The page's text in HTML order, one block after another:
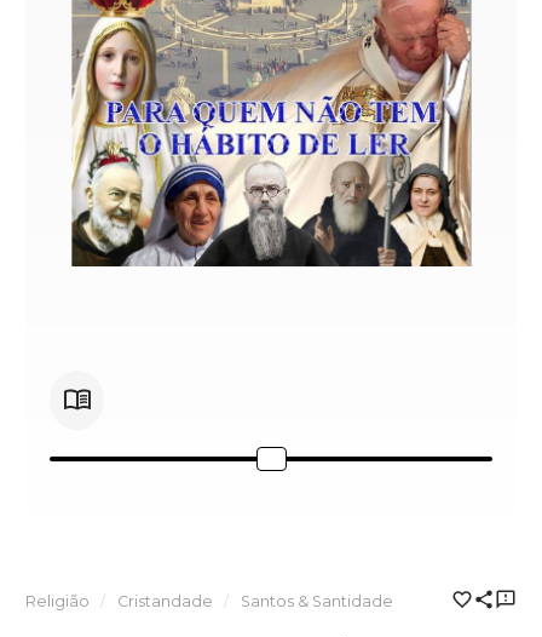
Religião Cristandade Santos & Santidade